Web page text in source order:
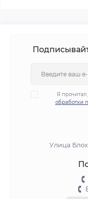
Я прочитал
обработки
Улица